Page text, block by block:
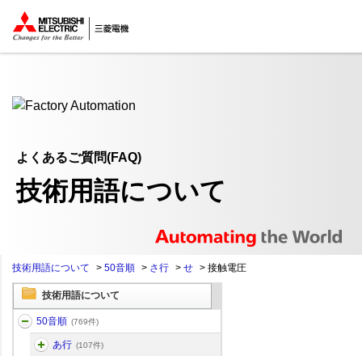
ここから本文
よくあるご質問(FAQ)
技術用語について
技術用語について > 50音順 > さ行 > せ > 接触電圧
技術用語について
50音順 (769件)
あ行 (107件)